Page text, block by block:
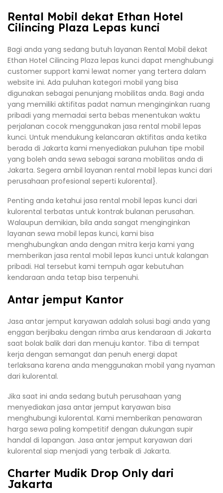
Rental Mobil dekat Ethan Hotel
Cilincing Plaza Lepas kunci
Bagi anda yang sedang butuh layanan Rental Mobil dekat
Ethan Hotel Cilincing Plaza lepas kunci dapat menghubungi
customer support kami lewat nomer yang tertera dalam
website ini. Ada puluhan kategori mobil yang bisa
digunakan sebagai penunjang mobilitas anda. Bagi anda
yang memiliki aktifitas padat namun menginginkan ruang
pribadi yang memadai serta bebas menentukan waktu
perjalanan cocok menggunakan jasa rental mobil lepas
kunci. Untuk mendukung kelancaran aktifitas anda ketika
berada di Jakarta kami menyediakan puluhan tipe mobil
yang boleh anda sewa sebagai sarana mobilitas anda di
Jakarta. Segera ambil layanan rental mobil lepas kunci dari
perusahaan profesional seperti kulorental}.
Penting anda ketahui jasa rental mobil lepas kunci dari
kulorental terbatas untuk kontrak bulanan perusahan.
Walaupun demikian, bila anda sangat menginginkan
layanan sewa mobil lepas kunci, kami bisa
menghubungkan anda dengan mitra kerja kami yang
memberikan jasa rental mobil lepas kunci untuk kalangan
pribadi. Hal tersebut kami tempuh agar kebutuhan
kendaraan anda tetap bisa terpenuhi.
Antar jemput Kantor
Jasa antar jemput karyawan adalah solusi bagi anda yang
enggan berjibaku dengan rimba arus kendaraan di Jakarta
saat bolak balik dari dan menuju kantor. Tiba di tempat
kerja dengan semangat dan penuh energi dapat
terlaksana karena anda menggunakan mobil yang nyaman
dari kulorental.
Jika saat ini anda sedang butuh perusahaan yang
menyediakan jasa antar jemput karyawan bisa
menghubungi kulorental. Kami memberikan penawaran
harga sewa paling kompetitif dengan dukungan supir
handal di lapangan. Jasa antar jemput karyawan dari
kulorental siap menjadi yang terbaik di Jakarta.
Charter Mudik Drop Only dari
Jakarta